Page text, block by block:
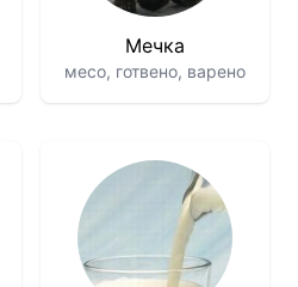
Мечка
месо, готвено, варено